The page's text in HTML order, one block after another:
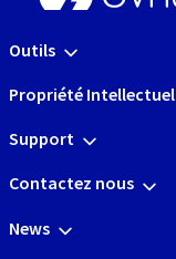
Outils
Propriété
Support
Contactez nous
News